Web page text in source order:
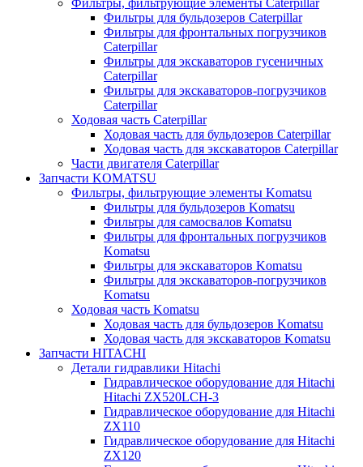
Фильтры, фильтрующие элементы Caterpillar
Фильтры для бульдозеров Caterpillar
Фильтры для фронтальных погрузчиков
Caterpillar
Фильтры для экскаваторов гусеничных
Caterpillar
Фильтры для экскаваторов-погрузчиков
Caterpillar
Ходовая часть Caterpillar
Ходовая часть для бульдозеров Caterpillar
Ходовая часть для экскаваторов Caterpillar
Части двигателя Caterpillar
Запчасти KOMATSU
Фильтры, фильтрующие элементы Komatsu
Фильтры для бульдозеров Komatsu
Фильтры для самосвалов Komatsu
Фильтры для фронтальных погрузчиков
Komatsu
Фильтры для экскаваторов Komatsu
Фильтры для экскаваторов-погрузчиков
Komatsu
Ходовая часть Komatsu
Ходовая часть для бульдозеров Komatsu
Ходовая часть для экскаваторов Komatsu
Запчасти HITACHI
Детали гидравлики Hitachi
Гидравлическое оборудование для Hitachi
Hitachi ZX520LCH-3
Гидравлическое оборудование для Hitachi
ZX110
Гидравлическое оборудование для Hitachi
ZX120